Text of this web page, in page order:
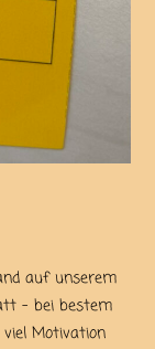
auf unserem
– bei bestem
Motivation